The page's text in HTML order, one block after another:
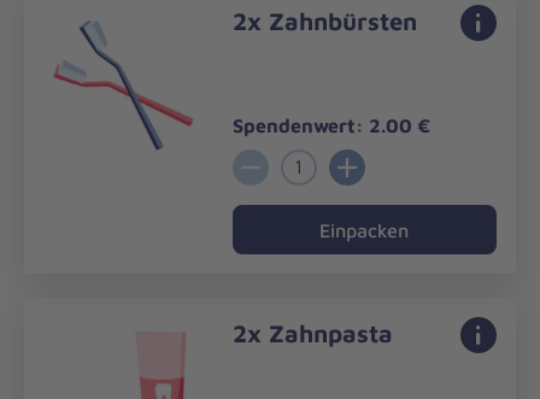
2x Zahnbürsten
Spendenwert: 2.00 €
1
Einpacken
2x Zahnpasta